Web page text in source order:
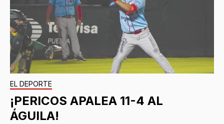
EL DEPORTE
¡PERICOS APALEA 11-4 AL
ÁGUILA!